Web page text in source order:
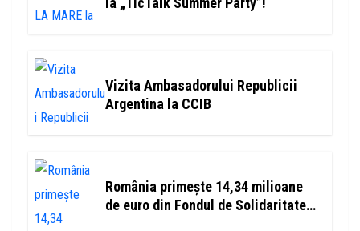
Vizita Ambasadorului Republicii
Argentina la CCIB
România primește 14,34 milioane
de euro din Fondul de Solidaritate